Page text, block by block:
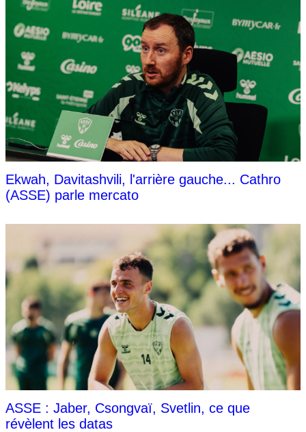
Ekwah, Davitashvili, l'arrière gauche... Cathro
(ASSE) parle mercato
ASSE : Jaber, Csongvaï, Svetlin, ce que
révèlent les datas